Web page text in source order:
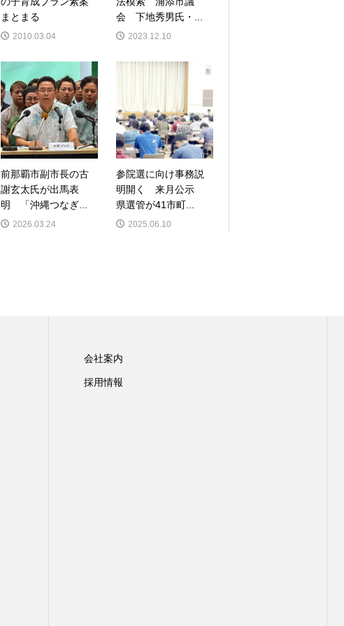
まとまる
2010.03.04
会 下地秀男氏・...
2023.12.10
前那覇市副市長の古
謝玄太氏が出馬表
明 「沖縄つなぎ...
2026.03.24
参院選に向け事務説
明開く 来月公示
県選管が41市町...
2025.06.10
会社案内
採用情報